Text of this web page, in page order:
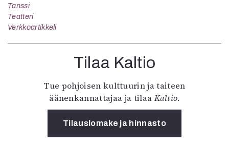
Tanssi
Teatteri
Verkkoartikkeli
Tilaa Kaltio
Tue pohjoisen kulttuurin ja taiteen
äänenkannattajaa ja tilaa Kaltio.
Tilauslomake ja hinnasto